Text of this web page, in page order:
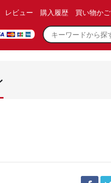
レビュー 購入履歴 買い物かご